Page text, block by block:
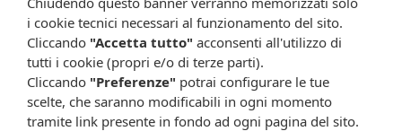
confezione stessa), né il consiglio del medico, specialmente in caso
di possibili allergie o patologie. Vista la difficoltà nell’adeguarsi alle
continue modifiche effettuate dalle varie aziende produttrici come
cambio del packaging (colori, dimensioni, contenuto, informazioni) e
i possibili cambiamenti come cambio degli ingredienti e valori
percentuali, Farmacia Cavalieri Shop dichiara di non assumere
alcuna responsabilità in caso di schede prodotto ed immagini non
i cookie tecnici necessari al funzionamento del sito.
Cliccando "Accetta tutto" acconsenti all'utilizzo di
tutti i cookie (propri e/o di terze parti).
Cliccando "Preferenze" potrai configurare le tue
scelte, che saranno modificabili in ogni momento
tramite link presente in fondo ad ogni pagina del sito.